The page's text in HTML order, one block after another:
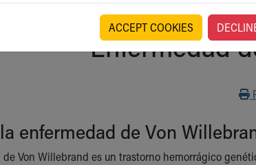
Enfermedad
enfermedad de Von
de Von Willebrand es un trastorno hemorrágico
ACCEPT COOKIES